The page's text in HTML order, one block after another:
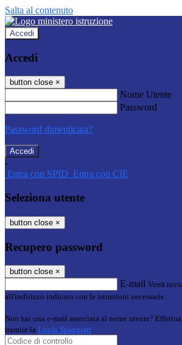
Salta al contenuto
Accedi
Accedi
button close ×
Nome Utente
Password
Password dimenticata?
-
Entra con SPID Entra con CIE
Seleziona utente
button close ×
Recupero password
button close ×
E-mail Verrà
all'indirizzo indicato con le istruzioni necessarie.
Non hai una e-mail associata al nome utente?
tramite la Login Spaggiari